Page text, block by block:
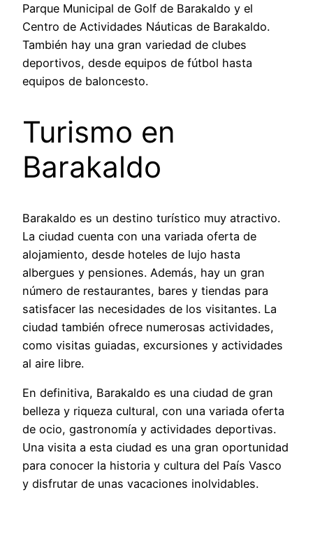
Parque Municipal de Golf de Barakaldo y el
Centro de Actividades Náuticas de Barakaldo.
También hay una gran variedad de clubes
deportivos, desde equipos de fútbol hasta
equipos de baloncesto.
Turismo en
Barakaldo
Barakaldo es un destino turístico muy atractivo.
La ciudad cuenta con una variada oferta de
alojamiento, desde hoteles de lujo hasta
albergues y pensiones. Además, hay un gran
número de restaurantes, bares y tiendas para
satisfacer las necesidades de los visitantes. La
ciudad también ofrece numerosas actividades,
como visitas guiadas, excursiones y actividades
al aire libre.
En definitiva, Barakaldo es una ciudad de gran
belleza y riqueza cultural, con una variada oferta
de ocio, gastronomía y actividades deportivas.
Una visita a esta ciudad es una gran oportunidad
para conocer la historia y cultura del País Vasco
y disfrutar de unas vacaciones inolvidables.